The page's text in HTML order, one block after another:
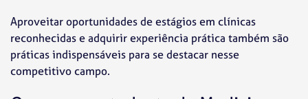
Aproveitar oportunidades de estágios em clínicas
reconhecidas e adquirir experiência prática também são
práticas indispensáveis para se destacar nesse
competitivo campo.